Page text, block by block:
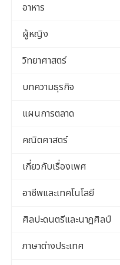
อาหาร
ผู้หญิง
วิทยาศาสตร์
บทความธุรกิจ
แผนการตลาด
คณิตศาสตร์
เกี่ยวกับเรื่องเพศ
อาชีพและเทคโนโลยี
ศิลปะดนตรีและนาฎศิลป์
ภาษาต่างประเทศ